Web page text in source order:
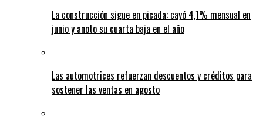
La construcción sigue en picada: cayó 4,1% mensual en
junio y anoto su cuarta baja en el año
Las automotrices refuerzan descuentos y créditos para
sostener las ventas en agosto